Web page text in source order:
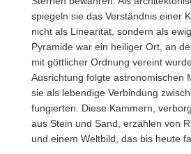
spiegeln sie das Verständnis einer
nicht als Linearität, sondern als
Pyramide war ein heiliger Ort, an
mit göttlicher Ordnung vereint
Ausrichtung folgte astronomischen
sie als lebendige Verbindung
fungierten. Diese Kammern,
aus Stein und Sand, erzählen von
und einem Weltbild, das bis heute